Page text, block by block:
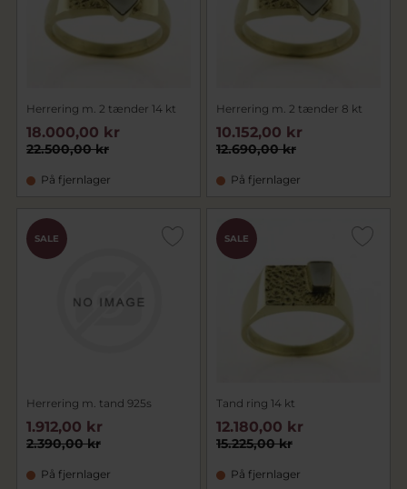
Herrering m. 2 tænder 14 kt
22.500,00 kr
18.000,00 kr
På fjernlager
Herrering m. 2 tænder 8 kt
12.690,00 kr
10.152,00 kr
På fjernlager
SALE
Herrering m. tand 925s
2.390,00 kr
1.912,00 kr
På fjernlager
SALE
Tand ring 14 kt
15.225,00 kr
12.180,00 kr
På fjernlager